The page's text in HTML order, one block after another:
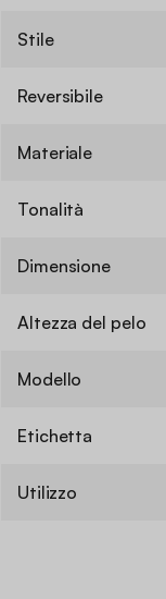
Stile
Reversibile
Materiale
Tonalità
Dimensione
Altezza del pelo
Modello
Etichetta
Utilizzo